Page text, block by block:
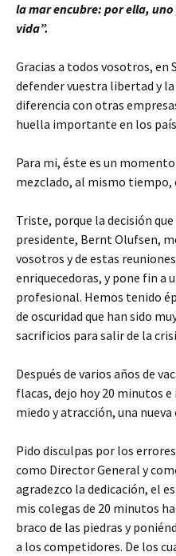
la mar encubre: por ella,
vida”.
Gracias a todos vosotros, en
defender vuestra libertad y
diferencia con otras
huella importante en los
Para mi, éste es un
mezclado, al mismo tiempo,
Triste, porque la decisión
presidente, Bernt Olufsen,
vosotros y de estas
enriquecedoras, y pone fin a
profesional. Hemos tenido
de oscuridad que han sido
sacrificios para salir de la
Después de varios años de
flacas, dejo hoy 20 minutos
miedo y atracción, una
Pido disculpas por los
como Director General y
agradezco la dedicación, el
mis colegas de 20 minutos
braco de las piedras y
a los competidores. De los